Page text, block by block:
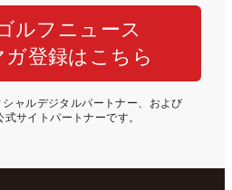
ルフニュース
ガ登録はこちら
ャルデジタルパートナー、および
式サイトパートナーです。